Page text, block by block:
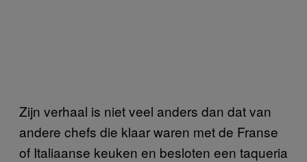
Zijn verhaal is niet veel anders dan dat van
andere chefs die klaar waren met de Franse
of Italiaanse keuken en besloten een taqueria